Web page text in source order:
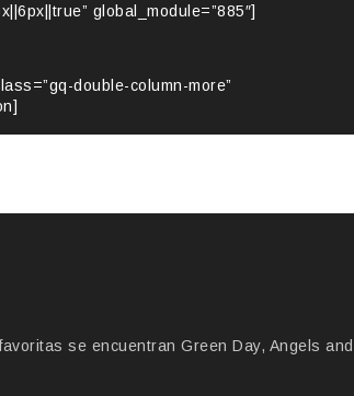
global_module=”885″]
double-column-more”
se encuentran Green Day, Angels and